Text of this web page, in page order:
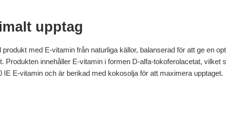
upptag
med E-vitamin från naturliga källor, balanserad för att ge en
Produkten innehåller E-vitamin i formen D-alfa-tokoferolacetat, vilket
E-vitamin och är berikad med kokosolja för att maximera upptaget.